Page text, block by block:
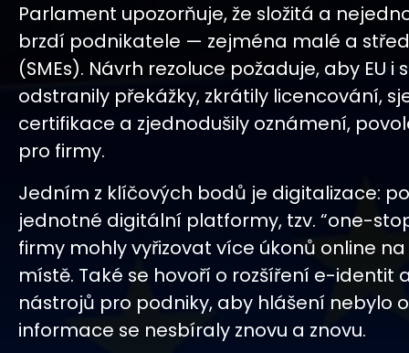
Parlament upozorňuje, že složitá a
brzdí podnikatele — zejména malé a
(SMEs). Návrh rezoluce požaduje, aby EU i
odstranily překážky, zkrátily licencování,
certifikace a zjednodušily oznámení,
pro firmy.
Jedním z klíčových bodů je digitalizace:
jednotné digitální platformy, tzv. “one-
firmy mohly vyřizovat více úkonů online
místě. Také se hovoří o rozšíření e-identit
nástrojů pro podniky, aby hlášení nebylo
informace se nesbíraly znovu a znovu.